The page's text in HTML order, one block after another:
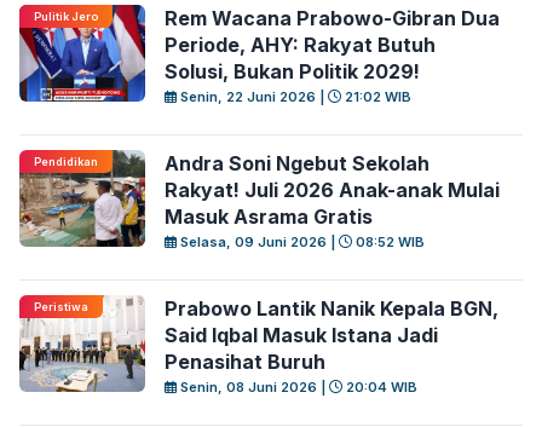
Pulitik Jero
Rem Wacana Prabowo-Gibran Dua
Periode, AHY: Rakyat Butuh
Solusi, Bukan Politik 2029!
Senin, 22 Juni 2026 | 21:02 WIB
Pendidikan
Andra Soni Ngebut Sekolah
Rakyat! Juli 2026 Anak-anak Mulai
Masuk Asrama Gratis
Selasa, 09 Juni 2026 | 08:52 WIB
Peristiwa
Prabowo Lantik Nanik Kepala BGN,
Said Iqbal Masuk Istana Jadi
Penasihat Buruh
Senin, 08 Juni 2026 | 20:04 WIB